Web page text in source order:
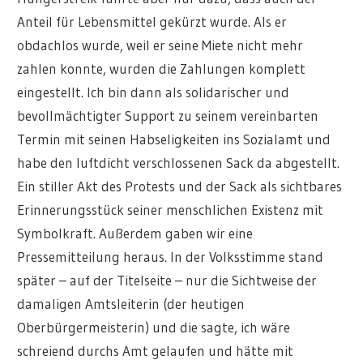
Anteil für Lebensmittel gekürzt wurde. Als er
obdachlos wurde, weil er seine Miete nicht mehr
zahlen konnte, wurden die Zahlungen komplett
eingestellt. Ich bin dann als solidarischer und
bevollmächtigter Support zu seinem vereinbarten
Termin mit seinen Habseligkeiten ins Sozialamt und
habe den luftdicht verschlossenen Sack da abgestellt.
Ein stiller Akt des Protests und der Sack als sichtbares
Erinnerungsstück seiner menschlichen Existenz mit
Symbolkraft. Außerdem gaben wir eine
Pressemitteilung heraus. In der Volksstimme stand
später – auf der Titelseite – nur die Sichtweise der
damaligen Amtsleiterin (der heutigen
Oberbürgermeisterin) und die sagte, ich wäre
schreiend durchs Amt gelaufen und hätte mit